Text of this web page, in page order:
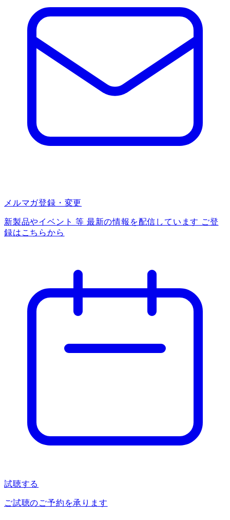
メルマガ登録・変更
新製品やイベント 等 最新の情報を配信しています ご登
録はこちらから
試聴する
ご試聴のご予約を承ります